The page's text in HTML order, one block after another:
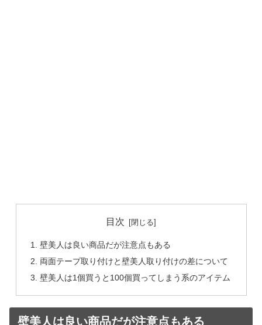
目次
壁美人は良い商品だが注意点もある
両面テープ取り付けと壁美人取り付けの差について
壁美人は1個買うと100個買ってしまう系のアイテム
壁美人は良い商品だが注意点もある